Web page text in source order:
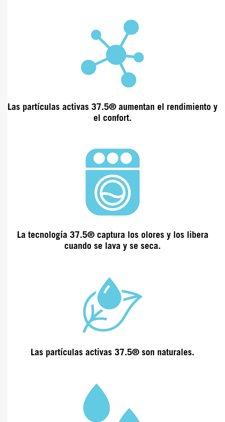
Las partículas activas 37.5® aumentan el rendimiento y
el confort.
La tecnología 37.5® captura los olores y los libera
cuando se lava y se seca.
Las partículas activas 37.5® son naturales.